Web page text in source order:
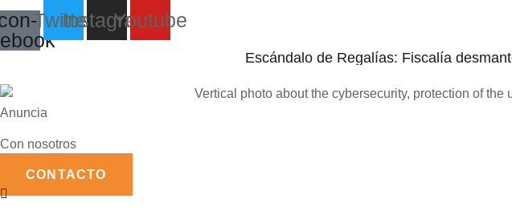
Saltar
al
contenido
TwitterInstagram
Youtube
Escándalo de Regalías: Fiscalía
Anuncia
Con nosotros
CONTACTO